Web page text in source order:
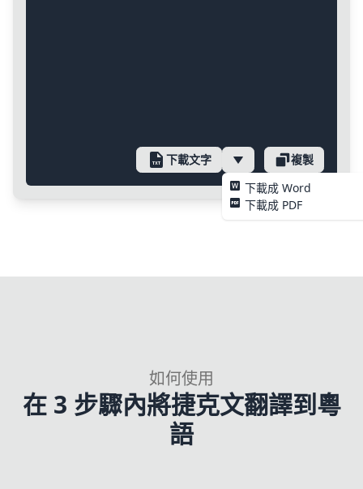
下載文字
下載成 Word
下載成 PDF
複製
如何使用
在 3 步驟內將捷克文翻譯到粵
語